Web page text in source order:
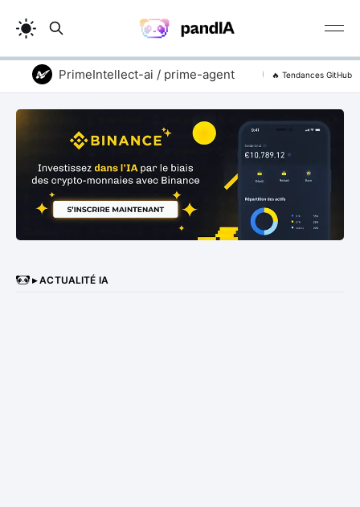
PrimeIntellect-ai / prime-agent vitali87 /
🔥 Tendances GitHub
▸ ACTUALITÉ IA